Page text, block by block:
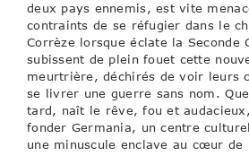
deux pays ennemis, est vite
contraints de se réfugier dans le
Corrèze lorsque éclate la Seconde
subissent de plein fouet cette
meurtrière, déchirés de voir leurs
se livrer une guerre sans nom.
tard, naît le rêve, fou et
fonder Germania, un centre
une minuscule enclave au cœur de